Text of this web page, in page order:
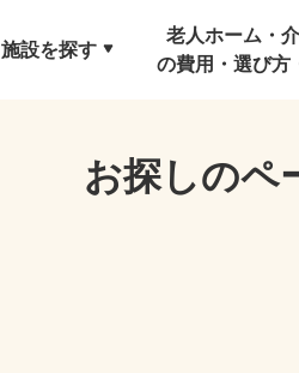
施設を探す
老人ホーム・
の費用・選び方
お探しのペ